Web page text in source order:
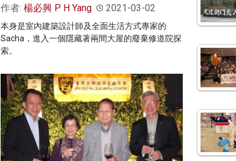
作者: 楊必興 P H Yang 2021-03-02
本身是室內建築設計師及全面生活方式專家的
Sacha，進入一個隱藏著兩間大屋的廢棄修道院探
索。